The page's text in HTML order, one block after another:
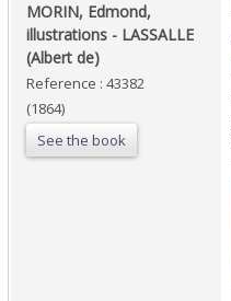
‎MORIN, Edmond,
illustrations - LASSALLE
(Albert de)‎
Reference : 43382
(1864)
See the book